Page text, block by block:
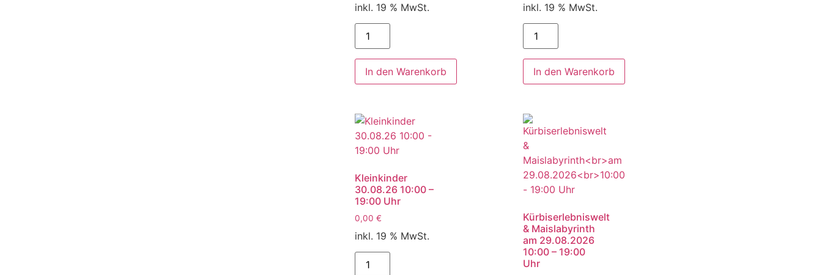
inkl. 19 % MwSt.
In den Warenkorb
inkl. 19 % MwSt.
In den Warenkorb
Kleinkinder
30.08.26 10:00 –
19:00 Uhr
0,00 €
inkl. 19 % MwSt.
Kürbiserlebniswelt
& Maislabyrinth
am 29.08.2026
10:00 – 19:00
Uhr